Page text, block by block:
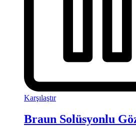
Karşılaştır
Braun Solüsyonlu